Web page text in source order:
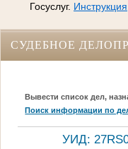
Госуслуг. Инструкция
СУДЕБНОЕ
Вывести список дел,
Поиск информации по
УИД: